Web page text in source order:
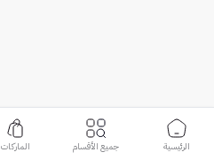
الرئيسية جميع الأقسام الماركات